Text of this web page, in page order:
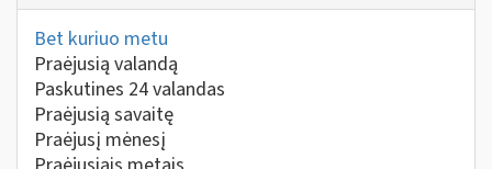
Bet kuriuo metu
Praėjusią valandą
Paskutines 24 valandas
Praėjusią savaitę
Praėjusį mėnesį